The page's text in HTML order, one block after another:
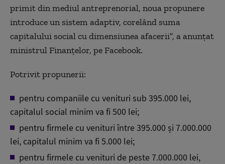
primit din mediul antreprenorial, noua propunere
introduce un sistem adaptiv, corelând suma
capitalului social cu dimensiunea afacerii”, a anunțat
ministrul Finanţelor, pe Facebook.
Potrivit propunerii:
pentru companiile cu venituri sub 395.000 lei,
capitalul social minim va fi 500 lei;
pentru firmele cu venituri între 395.000 și 7.000.000
lei, capitalul minim va fi 5.000 lei;
pentru firmele cu venituri de peste 7.000.000 lei,